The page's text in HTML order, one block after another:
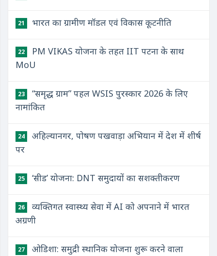
21 भारत का ग्रामीण मॉडल एवं विकास कूटनीति
22
PM VIKAS योजना के तहत IIT पटना के साथ
MoU
23
“समृद्ध ग्राम” पहल WSIS पुरस्कार 2026 के लिए
नामांकित
24
अहिल्यानगर, पोषण पखवाड़ा अभियान में देश में शीर्ष
पर
25 ‘सीड’ योजना: DNT समुदायों का सशक्तीकरण
26
व्यक्तिगत स्वास्थ्य सेवा में AI को अपनाने में भारत
अग्रणी
27
ओडिशा: समुद्री स्थानिक योजना शुरू करने वाला